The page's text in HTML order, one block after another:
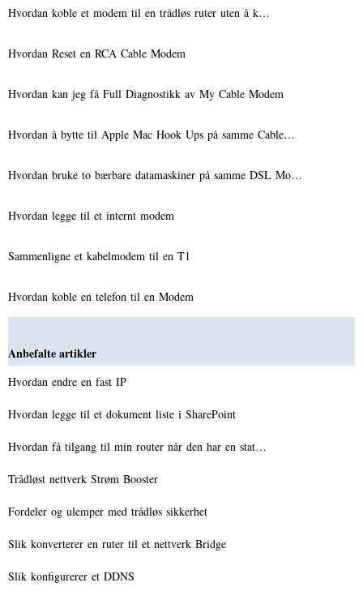
Hvordan koble et modem til en trådløs ruter uten å k…
Hvordan Reset en RCA Cable Modem
Hvordan kan jeg få Full Diagnostikk av My Cable Modem
Hvordan å bytte til Apple Mac Hook Ups på samme Cable…
Hvordan bruke to bærbare datamaskiner på samme DSL Mo…
Hvordan legge til et internt modem
Sammenligne et kabelmodem til en T1
Hvordan koble en telefon til en Modem
Anbefalte artikler
Hvordan endre en fast IP
Hvordan legge til et dokument liste i SharePoint
Hvordan få tilgang til min router når den har en stat…
Trådløst nettverk Strøm Booster
Fordeler og ulemper med trådløs sikkerhet
Slik konverterer en ruter til et nettverk Bridge
Slik konfigurerer et DDNS